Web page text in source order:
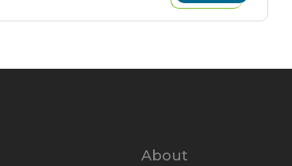
About